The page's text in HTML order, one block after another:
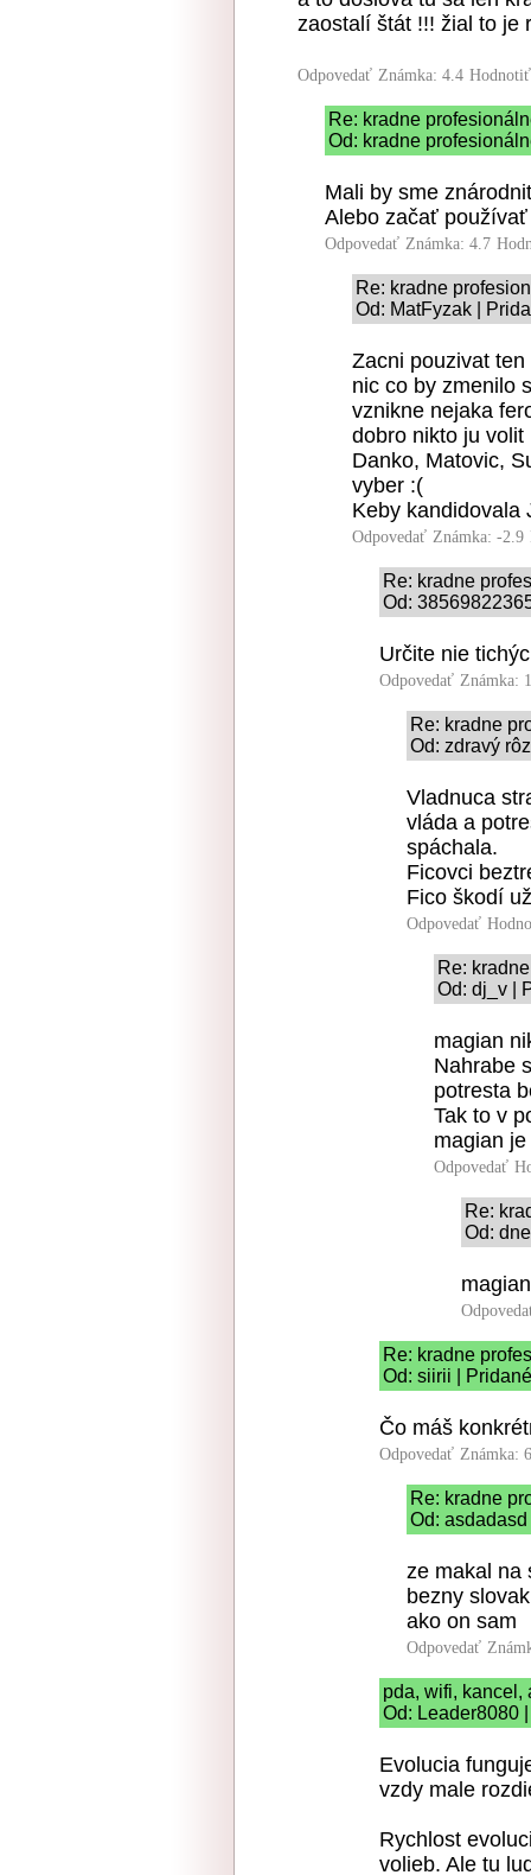
zaostalí štát !!! žial to je
Odpovedať Známka: 4.4
Re: kradne
Od: kradne
Mali by sme
Alebo začať
Odpovedať Známka: 4.7
Re: kradne
Od: MatFyzak |
Zacni pouzivat
nic co by zmenilo
vznikne nejaka
dobro nikto ju volit
Danko, Matovic,
vyber :(
Keby kandidovala
Odpovedať Známka: -2.9
Re: kradne
Od:
Určite nie
Odpovedať Známka:
Re: kradne
Od: zdravý
Vladnuca
vláda a
spáchala.
Ficovci
Fico škodí
Odpovedať
Re:
Od: dj_v |
magian
Nahrabe
potresta
Tak to v
magian
Odpovedať
Re:
Od:
Re: kradne
Od: siirii |
Čo máš
Odpovedať Známka:
Re: kradne
Od:
ze makal na
bezny
ako on sam
Odpovedať
pda, wifi, kancel,
Od: Leader8080
Evolucia
vzdy male
Rychlost
volieb. Ale tu